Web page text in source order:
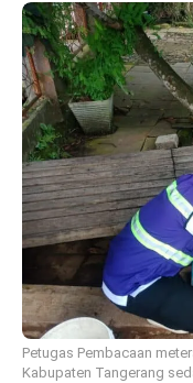
Petugas Pembacaan
Kabupaten Tangerang